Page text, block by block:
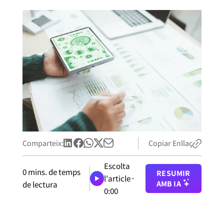
Comparteix: Copiar Enllaç
0mins. de temps
de lectura
Escolta
l'article ·
0:00
RESUMIR
AMB IA